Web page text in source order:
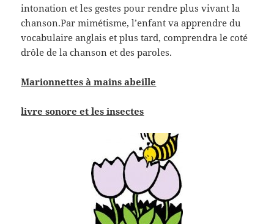
intonation et les gestes pour rendre plus vivant la
chanson.Par mimétisme, l’enfant va apprendre du
vocabulaire anglais et plus tard, comprendra le coté
drôle de la chanson et des paroles.
Marionnettes à mains abeille
livre sonore et les insectes